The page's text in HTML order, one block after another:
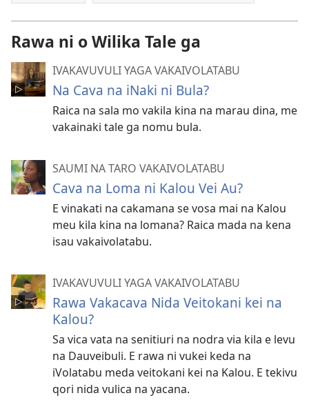
Rawa ni o Wilika Tale ga
IVAKAVUVULI YAGA VAKAIVOLATABU
Na Cava na iNaki ni Bula?
Raica na sala mo vakila kina na marau dina, me
vakainaki tale ga nomu bula.
SAUMI NA TARO VAKAIVOLATABU
Cava na Loma ni Kalou Vei Au?
E vinakati na cakamana se vosa mai na Kalou
meu kila kina na lomana? Raica mada na kena
isau vakaivolatabu.
IVAKAVUVULI YAGA VAKAIVOLATABU
Rawa Vakacava Nida Veitokani kei na
Kalou?
Sa vica vata na senitiuri na nodra via kila e levu
na Dauveibuli. E rawa ni vukei keda na
iVolatabu meda veitokani kei na Kalou. E tekivu
qori nida vulica na yacana.